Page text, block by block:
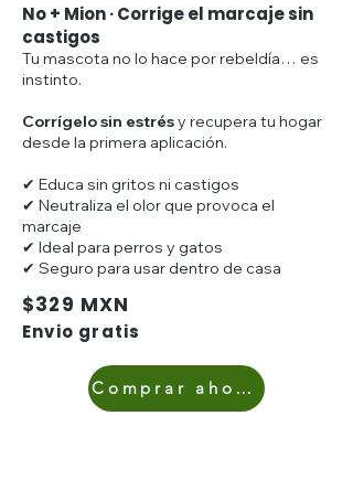
No + Mion · Corrige el marcaje sin
castigos
Tu mascota no lo hace por rebeldía… es
instinto.
Corrígelo sin estrésy recupera tu hogar
desde la primera aplicación.
✔ Educa sin gritos ni castigos
✔ Neutraliza el olor que provoca el
marcaje
✔ Ideal para perros y gatos
✔ Seguro para usar dentro de casa
$329 MXN
Envio gratis
Comprar ahora